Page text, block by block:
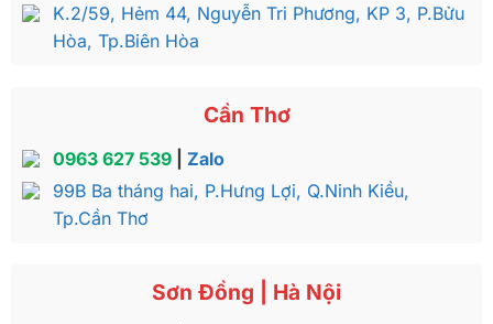
K.2/59, Hẻm 44, Nguyễn Tri Phương, KP 3, P.Bửu
Hòa, Tp.Biên Hòa
Cần Thơ
0963 627 539| Zalo
99B Ba tháng hai, P.Hưng Lợi, Q.Ninh Kiều,
Tp.Cần Thơ
Sơn Đồng | Hà Nội